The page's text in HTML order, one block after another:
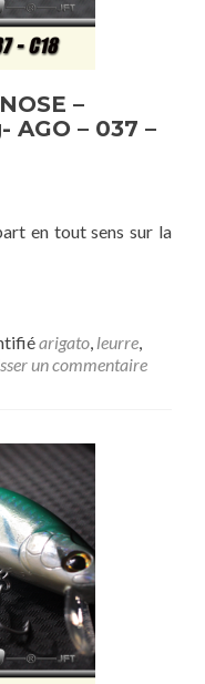
–
AGO – 037 –
en tout sens sur la
arigato, leurre,
un commentaire